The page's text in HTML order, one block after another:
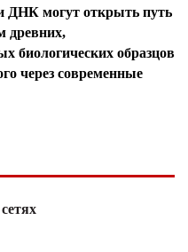
ДНК могут открыть путь
древних,
биологических образцов
через современные